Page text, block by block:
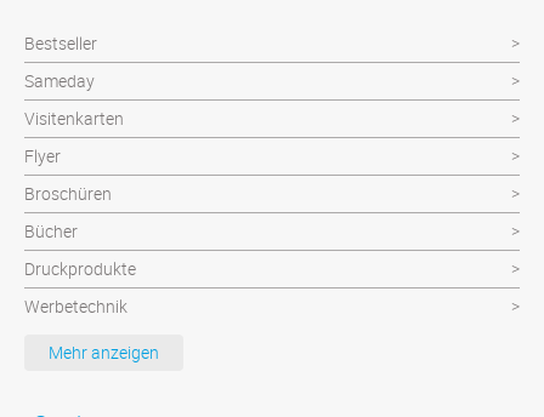
Bestseller
Sameday
Visitenkarten
Flyer
Broschüren
Bücher
Druckprodukte
Werbetechnik
Werbeartikel
Mehr anzeigen